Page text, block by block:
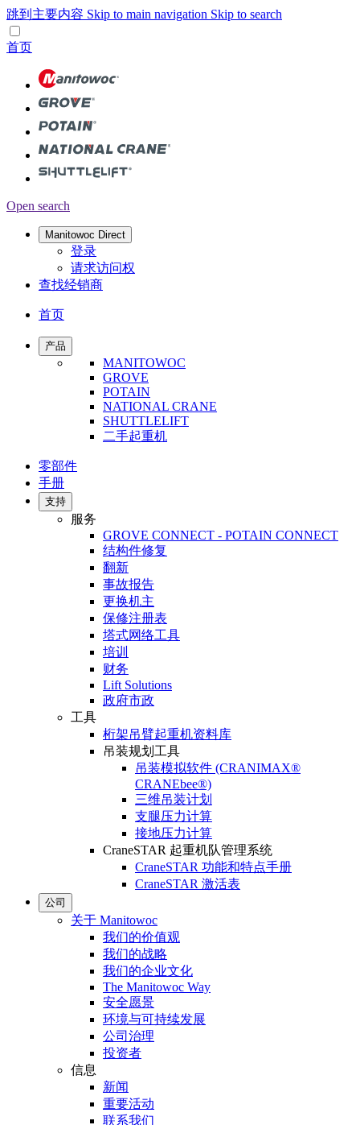
跳到主要内容 Skip to main navigation Skip to search
首页
Open search
Manitowoc Direct
登录
请求访问权
查找经销商
首页
产品
MANITOWOC
GROVE
POTAIN
NATIONAL CRANE
SHUTTLELIFT
二手起重机
零部件
手册
支持
服务
GROVE CONNECT - POTAIN CONNECT
结构件修复
翻新
事故报告
更换机主
保修注册表
塔式网络工具
培训
财务
Lift Solutions
政府市政
工具
桁架吊臂起重机资料库
吊装规划工具
吊装模拟软件 (CRANIMAX®
CRANEbee®)
三维吊装计划
支腿压力计算
接地压力计算
CraneSTAR 起重机队管理系统
CraneSTAR 功能和特点手册
CraneSTAR 激活表
公司
关于 Manitowoc
我们的价值观
我们的战略
我们的企业文化
The Manitowoc Way
安全愿景
环境与可持续发展
公司治理
投资者
信息
新闻
重要活动
联系我们